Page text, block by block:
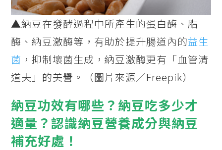
▲納豆在發酵過程中所產生的蛋白酶、脂
酶、納豆激酶等，有助於提升腸道內的益生
菌 ，抑制壞菌生成，納豆激酶更有「血管清
道夫」的美譽。（圖片來源／Freepik）
納豆功效有哪些？納豆吃多少才
適量？認識納豆營養成分與納豆
補充好處！